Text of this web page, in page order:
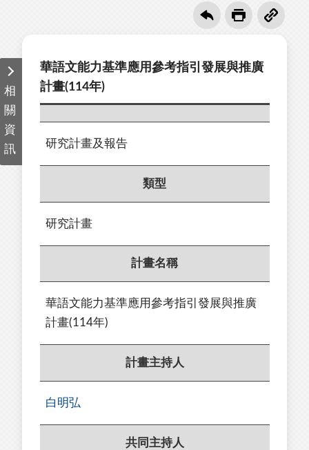
相
關
資
訊
華語文能力基準應用參考指引發展與推廣
計畫(114年)
研究計畫及報告
類型
研究計畫
計畫名稱
華語文能力基準應用參考指引發展與推廣
計畫(114年)
計畫主持人
白明弘
共同主持人